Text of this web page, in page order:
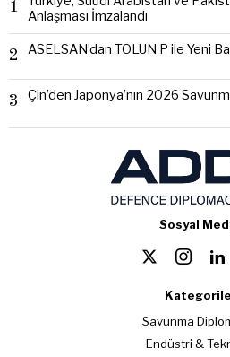
1
Anlaşması İmzalandı
2 ASELSAN’dan TOLUN P ile Yeni
3 Çin’den Japonya’nın 2026
Sosyal
Savunma
Endüstri &